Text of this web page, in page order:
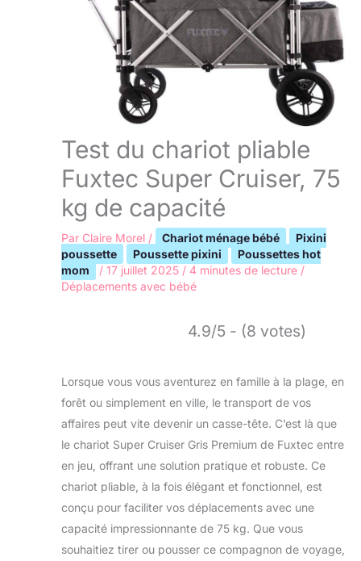
Test du chariot pliable
Fuxtec Super Cruiser, 75
kg de capacité
Par Claire Morel / Chariot ménage bébé
Pixini
poussette
Poussette pixini
Poussettes hot
mom
/ 17 juillet 2025 / 4 minutes de lecture /
Déplacements avec bébé
4.9/5 - (8 votes)
Lorsque vous vous aventurez en famille à la plage, en
forêt ou simplement en ville, le transport de vos
affaires peut vite devenir un casse-tête. C’est là que
le chariot Super Cruiser Gris Premium de Fuxtec entre
en jeu, offrant une solution pratique et robuste. Ce
chariot pliable, à la fois élégant et fonctionnel, est
conçu pour faciliter vos déplacements avec une
capacité impressionnante de 75 kg. Que vous
souhaitiez tirer ou pousser ce compagnon de voyage,